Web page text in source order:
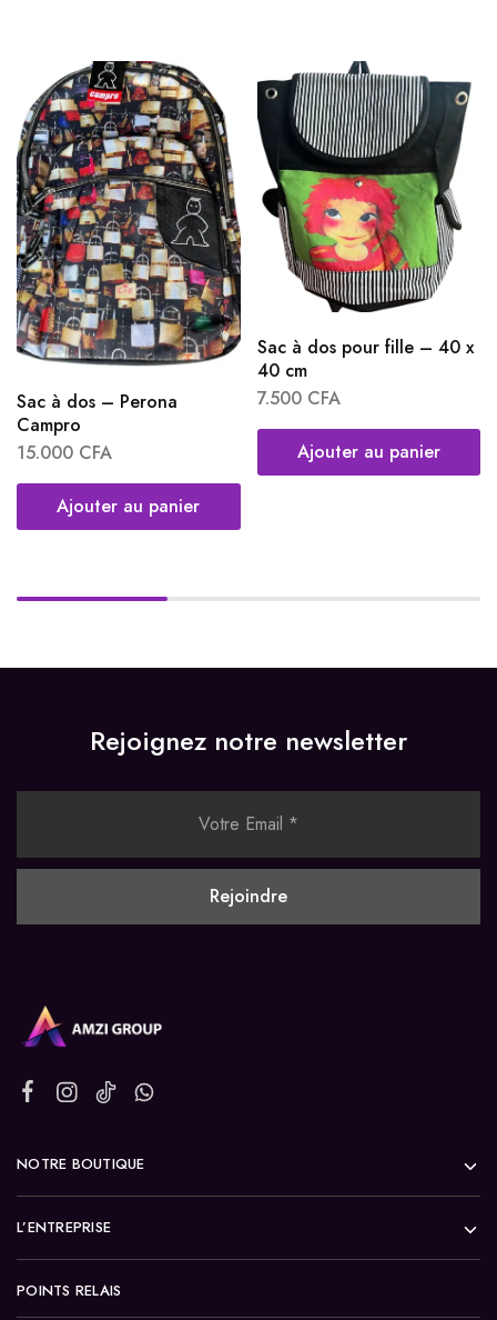
Sac à dos – Perona
Campro
15.000 CFA
Ajouter au panier
Sac à dos pour fille – 40 x
40 cm
7.500 CFA
Ajouter au panier
Rejoignez notre newsletter
NOTRE BOUTIQUE
L’ENTREPRISE
POINTS RELAIS